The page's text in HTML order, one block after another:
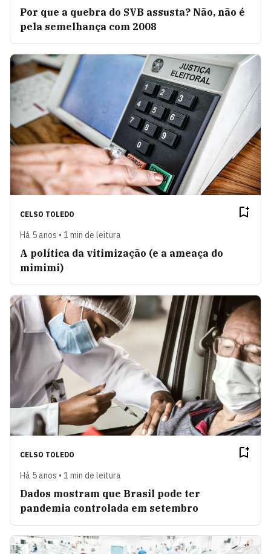
Por que a quebra do SVB assusta? Não, não é
pela semelhança com 2008
CELSO TOLEDO
Há 5 anos • 1 min de leitura
A política da vitimização (e a ameaça do
mimimi)
CELSO TOLEDO
Há 5 anos • 1 min de leitura
Dados mostram que Brasil pode ter
pandemia controlada em setembro